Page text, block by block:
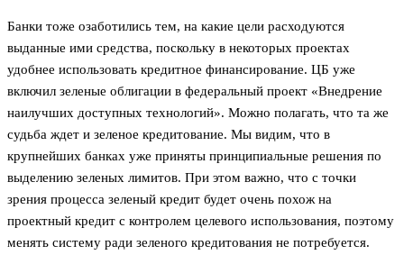
Банки тоже озаботились тем, на какие цели расходуются
выданные ими средства, поскольку в некоторых проектах
удобнее использовать кредитное финансирование. ЦБ уже
включил зеленые облигации в федеральный проект «Внедрение
наилучших доступных технологий». Можно полагать, что та же
судьба ждет и зеленое кредитование. Мы видим, что в
крупнейших банках уже приняты принципиальные решения по
выделению зеленых лимитов. При этом важно, что с точки
зрения процесса зеленый кредит будет очень похож на
проектный кредит с контролем целевого использования, поэтому
менять систему ради зеленого кредитования не потребуется.